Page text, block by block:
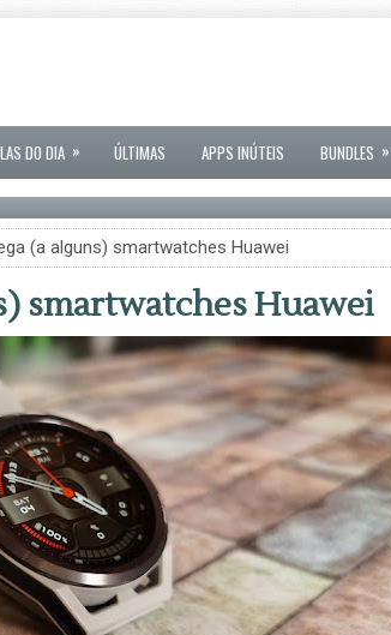
DO DIA » ÚLTIMAS APPS INÚTEIS BUNDLES »
(a alguns) smartwatches Huawei
smartwatches Huawei